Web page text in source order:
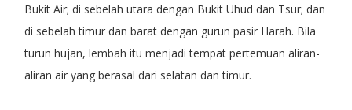
Bukit Air; di sebelah utara dengan Bukit Uhud dan Tsur; dan
di sebelah timur dan barat dengan gurun pasir Harah. Bila
turun hujan, lembah itu menjadi tempat pertemuan aliran-
aliran air yang berasal dari selatan dan timur.